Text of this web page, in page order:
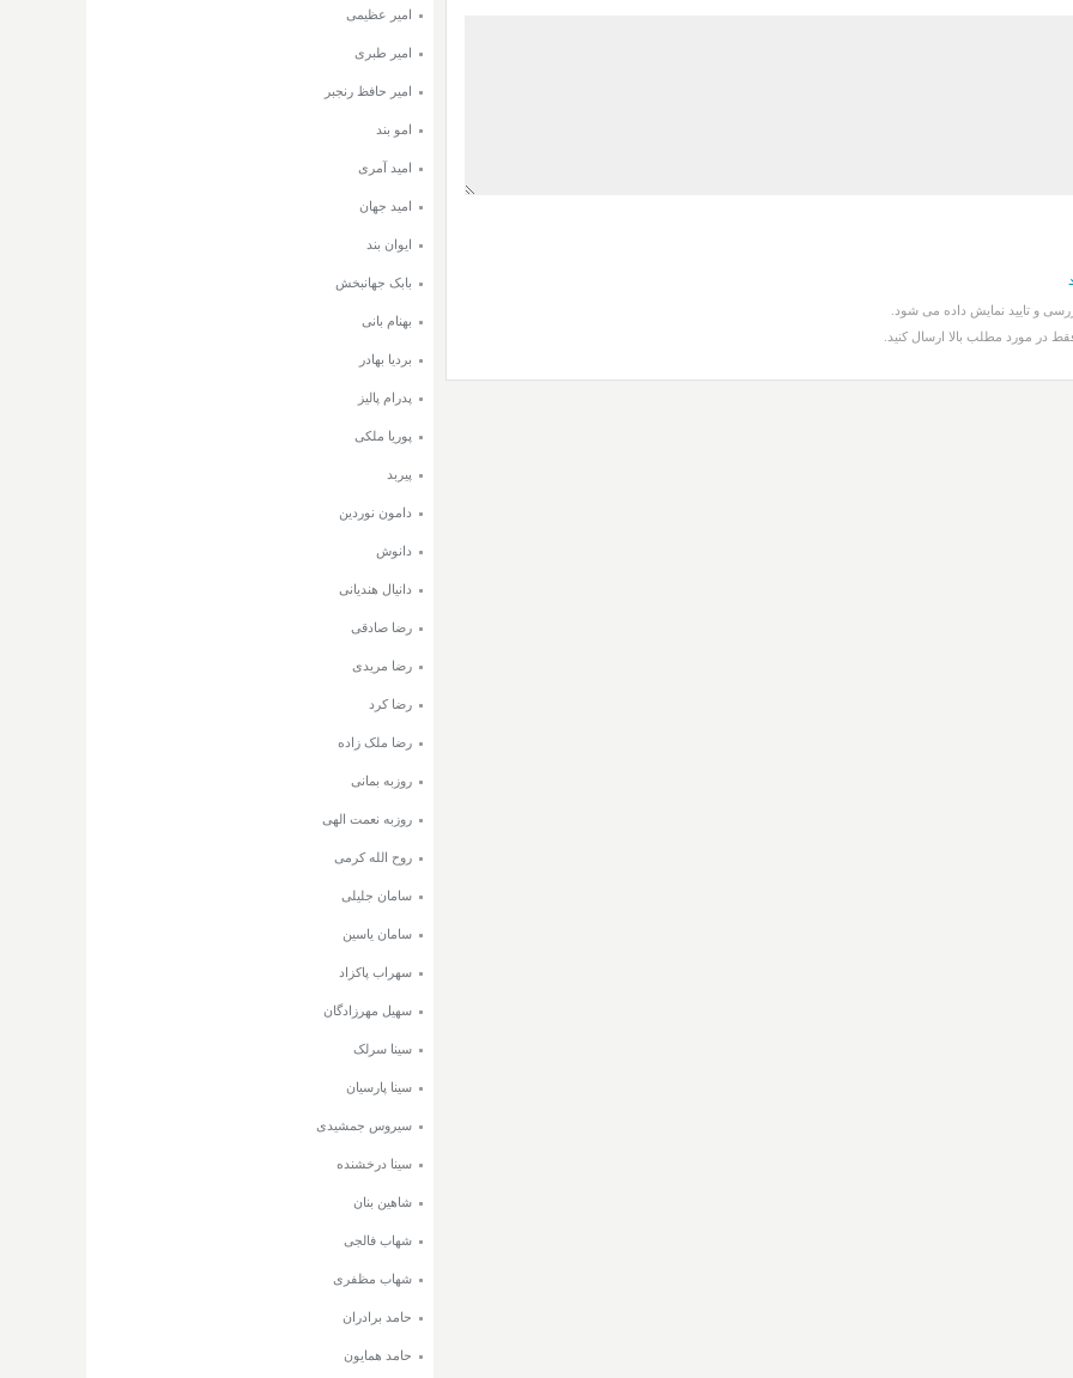
و تایید نمایش داده می شود.
در مورد مطلب بالا ارسال کنید.
امیر عظیمی
امیر طبری
امیر حافظ رنجبر
امو بند
امید آمری
امید جهان
ایوان بند
بابک جهانبخش
بهنام بانی
بردیا بهادر
پدرام پالیز
پوریا ملکی
پیربد
دامون نوردین
دانوش
دانیال هندیانی
رضا صادقی
رضا مریدی
رضا کرد
رضا ملک زاده
روزبه بمانی
روزبه نعمت الهی
روح الله کرمی
سامان جلیلی
سامان یاسین
سهراب پاکزاد
سهیل مهرزادگان
سینا سرلک
سینا پارسیان
سیروس جمشیدی
سینا درخشنده
شاهین بنان
شهاب فالجی
شهاب مظفری
حامد برادران
حامد همایون